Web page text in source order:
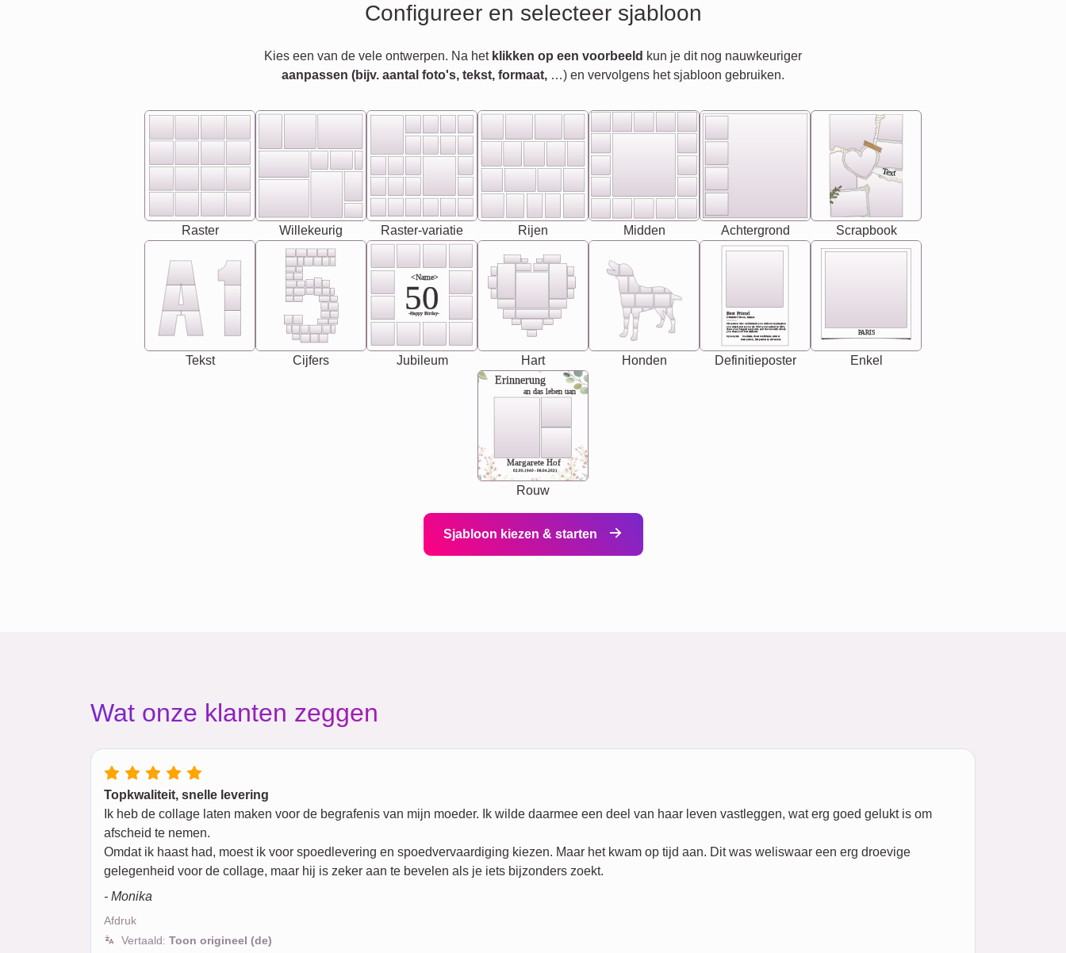
Configureer en selecteer sjabloon
Kies een van de vele ontwerpen. Na het klikken op een voorbeeld kun je dit nog nauwkeuriger
aanpassen (bijv. aantal foto's, tekst, formaat, …) en vervolgens het sjabloon gebruiken.
Raster Willekeurig Raster-variatie Rijen Midden Achtergrond
Text
Scrapbook
Tekst Cijfers
<Name>
50
-Happy Birday-
Jubileum Hart Honden
Best Friend
[<NAME>] Noun, feminie
Synonyms: Soulmate, closet confidante, sister at
heart person, life partner in adventure.
The person who understands you without explanation
you accepts just as you are. She's your partner in life's,
chaos your biggest supporter, and the one with whom
you share your best memories.
Definitieposter
PARIS
Enkel
Erinnerung
an das leben uan
Margarete Hof
02.05.1940 - 08.04.2021
Rouw
Sjabloon kiezen & starten
Wat onze klanten zeggen
Topkwaliteit, snelle levering
Ik heb de collage laten maken voor de begrafenis van mijn moeder. Ik wilde daarmee een deel van haar leven vastleggen, wat erg goed gelukt is om
afscheid te nemen.
Omdat ik haast had, moest ik voor spoedlevering en spoedvervaardiging kiezen. Maar het kwam op tijd aan. Dit was weliswaar een erg droevige
gelegenheid voor de collage, maar hij is zeker aan te bevelen als je iets bijzonders zoekt.
- Monika
Afdruk
Vertaald: Toon origineel (de)